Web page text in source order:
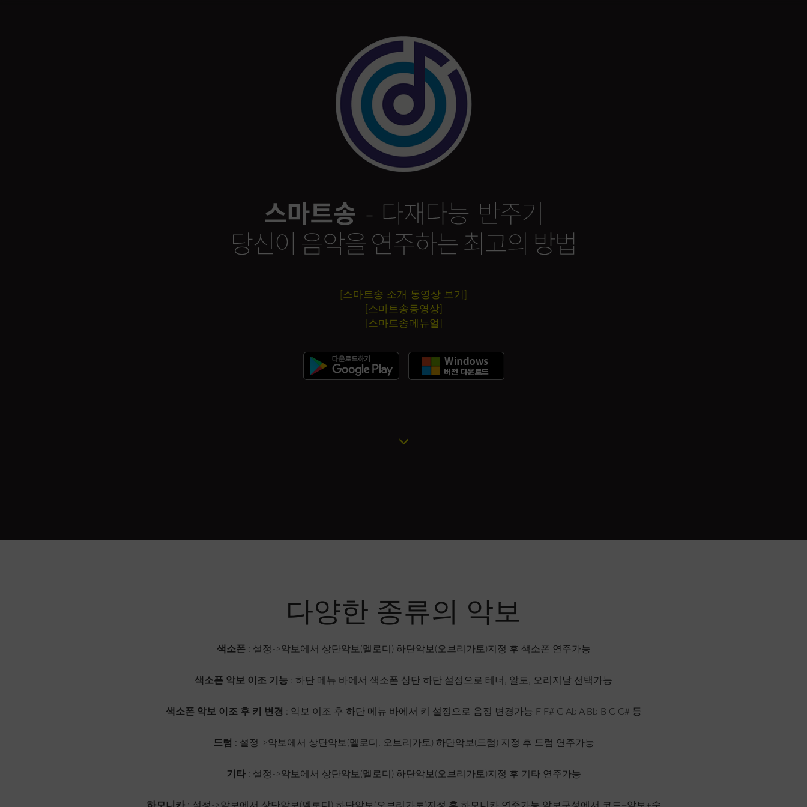
[스마트송 소개 동영상 보기]
[스마트송동영상]
[스마트송메뉴얼]
다양한 종류의 악보
색소폰: 설정->악보에서 상단악보(멜로디) 하단악보(오브리가토)지정 후 색소폰 연주가능
색소폰 악보 이조 기능 : 하단 메뉴 바에서 색소폰 상단 하단 설정으로 테너, 알토, 오리지날 선택가능
색소폰 악보 이조 후 키 변경 : 악보 이조 후 하단 메뉴 바에서 키 설정으로 음정 변경가능 F F# G Ab A Bb B C C# 등
드럼 : 설정->악보에서 상단악보(멜로디, 오브리가토) 하단악보(드럼) 지정 후 드럼 연주가능
기타: 설정->악보에서 상단악보(멜로디) 하단악보(오브리가토)지정 후 기타 연주가능